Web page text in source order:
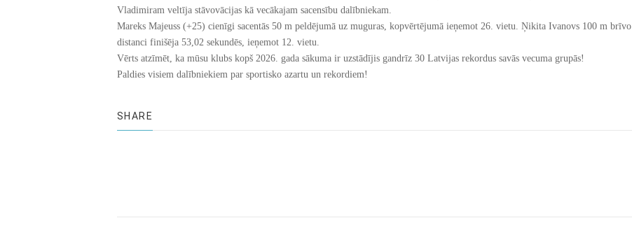
Vladimiram veltīja stāvovācijas kā vecākajam sacensību dalībniekam.
Mareks Majeuss (+25) cienīgi sacentās 50 m peldējumā uz muguras, kopvērtējumā ieņemot 26. vietu. Ņikita Ivanovs 100 m brīvo
distanci finišēja 53,02 sekundēs, ieņemot 12. vietu.
Vērts atzīmēt, ka mūsu klubs kopš 2026. gada sākuma ir uzstādījis gandrīz 30 Latvijas rekordus savās vecuma grupās!
Paldies visiem dalībniekiem par sportisko azartu un rekordiem!
SHARE